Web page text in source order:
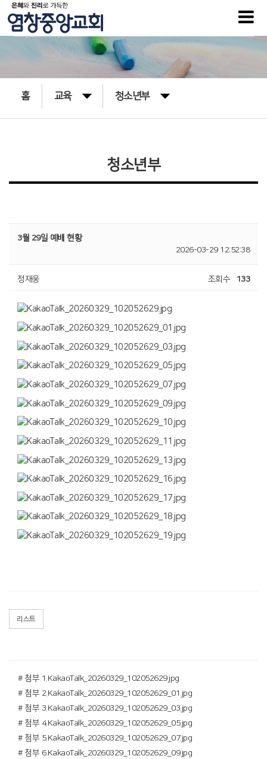
홈 교육 청소년부
청소년부
3월 29일 예배 현황
2026-03-29 12:52:38
정재웅 조회수 133
리스트
# 첨부 1.KakaoTalk_20260329_102052629.jpg
# 첨부 2.KakaoTalk_20260329_102052629_01.jpg
# 첨부 3.KakaoTalk_20260329_102052629_03.jpg
# 첨부 4.KakaoTalk_20260329_102052629_05.jpg
# 첨부 5.KakaoTalk_20260329_102052629_07.jpg
# 첨부 6.KakaoTalk_20260329_102052629_09.jpg